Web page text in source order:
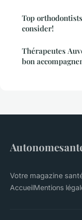
Top
consider!
Thérapeutes
bon
Votre magazine
AccueilMentions